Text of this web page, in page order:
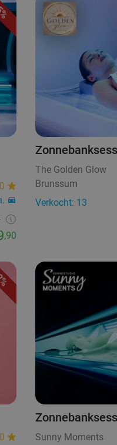
,90
The Golden Glow
Brunssum
Verkocht: 13
Sunny Moments